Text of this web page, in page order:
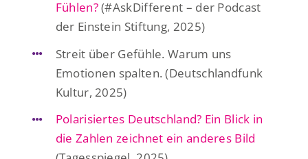
Fühlen?(#AskDifferent – der Podcast
der Einstein Stiftung, 2025)
Streit über Gefühle. Warum uns
Emotionen spalten. (Deutschlandfunk
Kultur, 2025)
Polarisiertes Deutschland? Ein Blick in
die Zahlen zeichnet ein anderes Bild